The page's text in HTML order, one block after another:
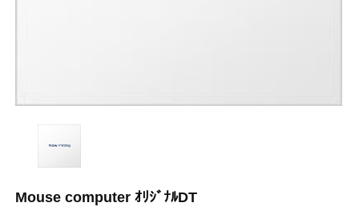
Mouse computer ｵﾘｼﾞﾅﾙDT